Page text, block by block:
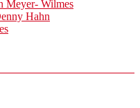
Meyer- Wilmes
Hahn